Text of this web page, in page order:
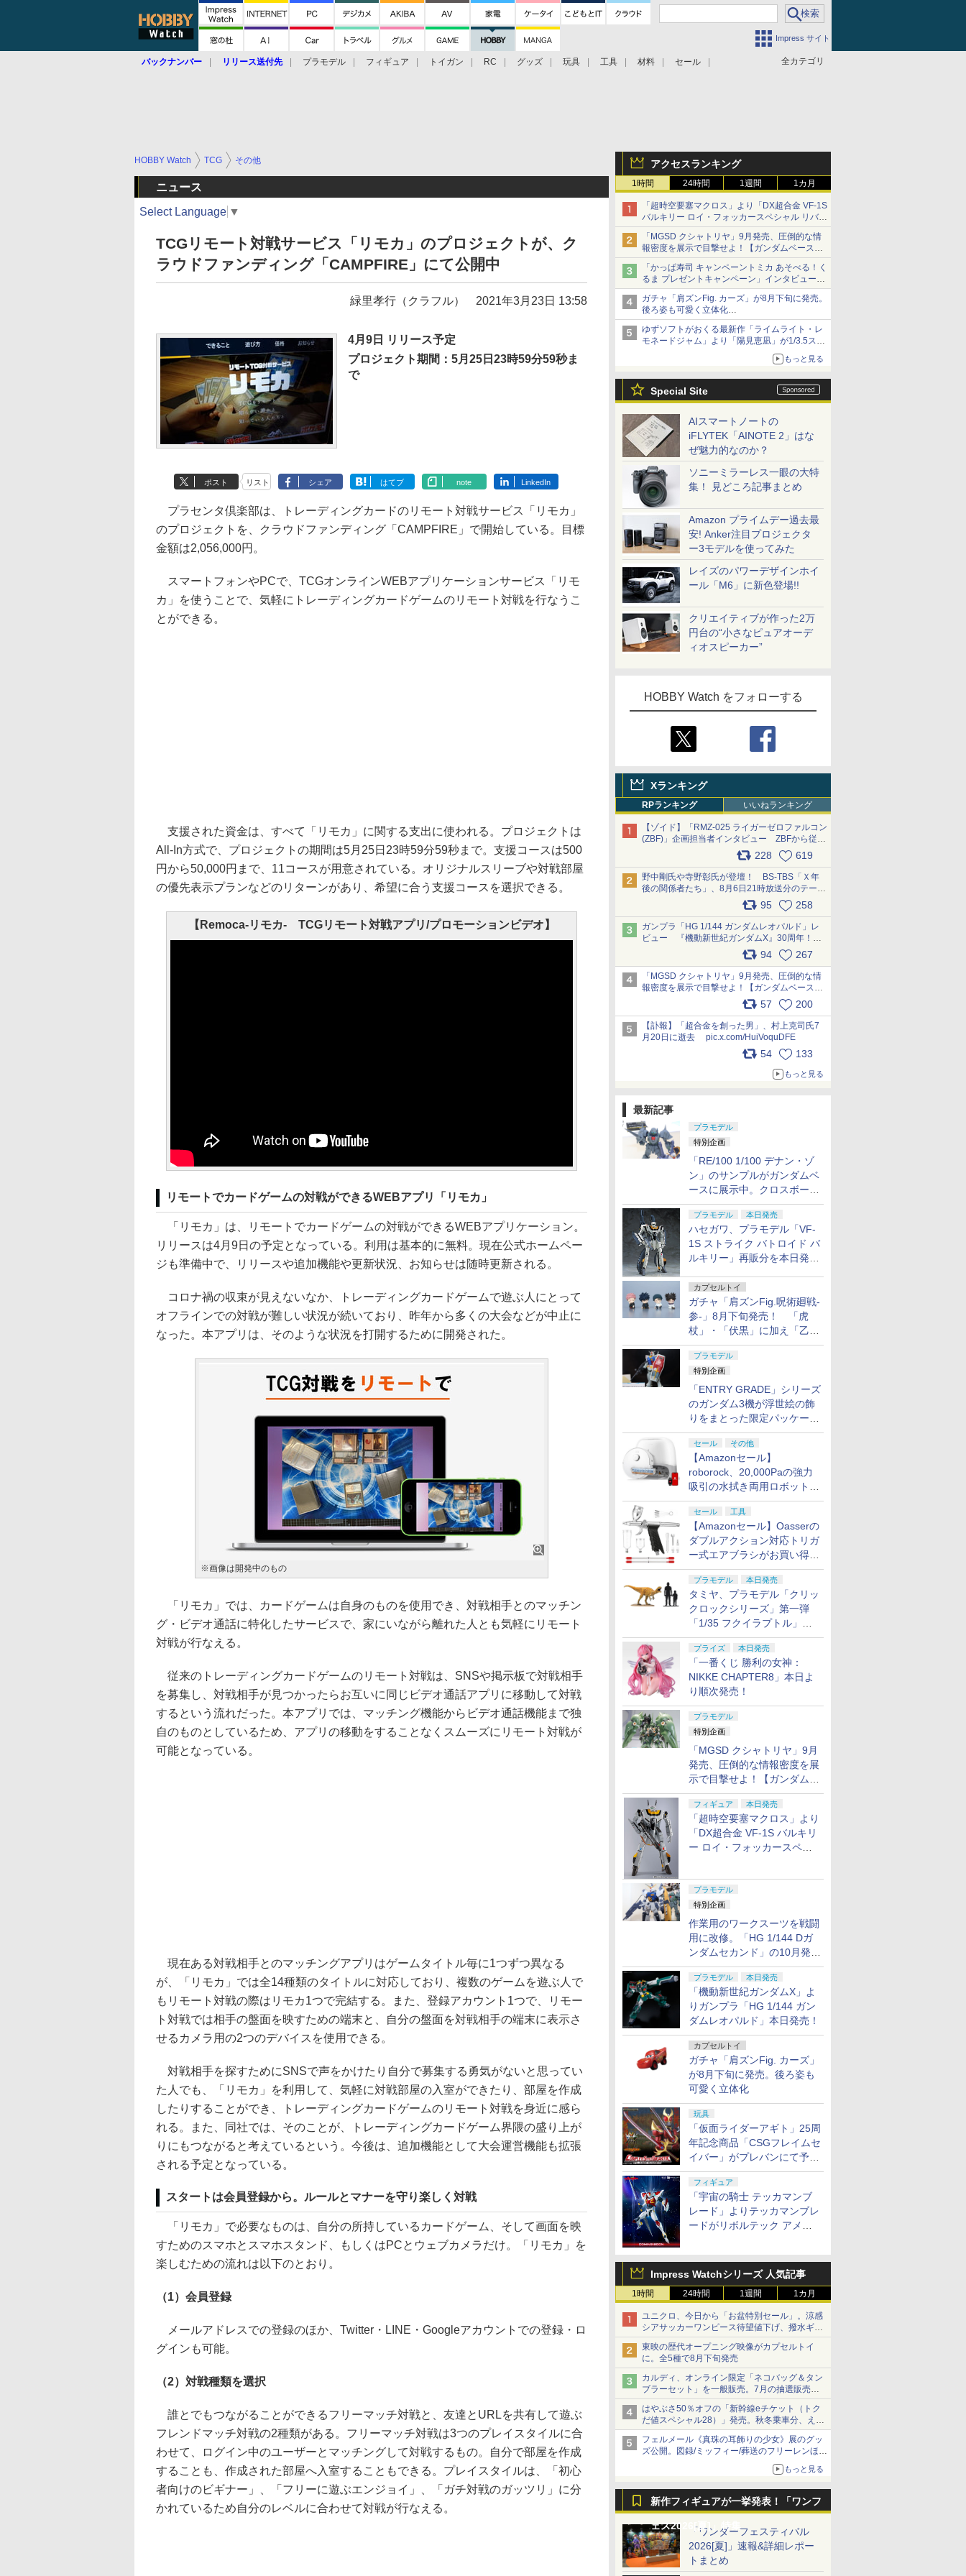
Impress サイト
全カテゴリ
バックナンバー リリース送付先 プラモデル フィギュア トイガン RC グッズ 玩具 工具 材料 セール
アクセスランキング
1時間 24時間 1週間 1カ月
「超時空要塞マクロス」より「DX超合金 VF-1S
バルキリー ロイ・フォッカースペシャル リバイ
バルVer.」本日発売！
「MGSD クシャトリヤ」9月発売、圧倒的な情
報密度を展示で目撃せよ！【ガンダムベース撮
り下ろし】
「かっぱ寿司 キャンペーントミカ あそべる！く
るま プレゼントキャンペーン」インタビュー
子どもが楽しめるかっぱ寿司ならではの体験と
コラボの楽しさを追求
ガチャ「肩ズンFig. カーズ」が8月下旬に発売。
後ろ姿も可愛く立体化
ライトニング・マックィーンやメーターなど4
種がラインナップ
ゆずソフトがおくる最新作「ライムライト・レ
モネードジャム」より「陽見恵凪」が1/3.5スケ
メガネ姿も表現できるオプションパーツが付属
もっと見る
Special Site
AIスマートノートの
iFLYTEK「AINOTE 2」はな
ぜ魅力的なのか？
ソニーミラーレス一眼の大特
集！ 見どころ記事まとめ
Amazon プライムデー過去最
安! Anker注目プロジェクタ
ー3モデルを使ってみた
レイズのパワーデザインホイ
ール「M6」に新色登場!!
クリエイティブが作った2万
円台の“小さなピュアオーデ
ィオスピーカー”
HOBBY Watch をフォローする
Xランキング
RPランキング いいねランキング
【ゾイド】「RMZ-025 ライガーゼロファルコン
(ZBF)」企画担当者インタビュー ZBFから従来
デザインまで再現可能なボリューム満点のキッ
ト pic.x.com/6zOqQAQKkX
228 619
野中剛氏や寺野彰氏が登壇！ BS-TBS「Ｘ年
後の関係者たち」、8月6日21時放送分のテーマ
は「超合金」！ pic.x.com/uWyt1uyuFm
95 258
ガンプラ「HG 1/144 ガンダムレオパルド」レ
ビュー 『機動新世紀ガンダムX』30周年！イ
ンナーアームガトリングの変形機構まで再現し
最新フォーマットでキット化！
pic.x.com/nszPIDTpbg
94 267
「MGSD クシャトリヤ」9月発売、圧倒的な情
報密度を展示で目撃せよ！【ガンダムベース撮
り下ろし】 pic.x.com/3rPjsfk7qZ
57 200
【訃報】「超合金を創った男」、村上克司氏7
月20日に逝去 pic.x.com/HuiVoquDFE
54 133
もっと見る
最新記事
プラモデル
特別企画
「RE/100 1/100 デナン・ゾ
ン」のサンプルがガンダムベ
ースに展示中。クロスボー
ン・バンガードの制式量産機
が間もなく発送【ガンダムベ
ース撮り下ろし】
プラモデル 本日発売
ハセガワ、プラモデル「VF-
1S ストライク バトロイド バ
ルキリー」再販分を本日発
カプセルトイ
ガチャ「肩ズンFig.呪術廻戦-
参-」8月下旬発売！ 「虎
杖」・「伏黒」に加え「乙
骨」・「脹相」がラインナッ
プ
プラモデル
特別企画
「ENTRY GRADE」シリーズ
のガンダム3機が浮世絵の飾
りをまとった限定パッケージ
で8月29日に発売！ お土産
にもピッタリ!?【ガンダムベ
ース撮り下ろし】
セール その他
【Amazonセール】
roborock、20,000Paの強力
吸引の水拭き両用ロボット掃
除機「Qrevo Curv 2 Flow」
がお買い得！
セール 工具
【Amazonセール】Oasserの
ダブルアクション対応トリガ
ー式エアブラシがお買い得価
格で登場！
プラモデル 本日発売
タミヤ、プラモデル「クリッ
クロックシリーズ」第一弾
「1/35 フクイラプトル」本
日発売！
プライズ 本日発売
「一番くじ 勝利の女神：
NIKKE CHAPTER8」本日よ
り順次発売！
プラモデル
特別企画
「MGSD クシャトリヤ」9月
発売、圧倒的な情報密度を展
示で目撃せよ！【ガンダムベ
ース撮り下ろし】
フィギュア 本日発売
「超時空要塞マクロス」より
「DX超合金 VF-1S バルキリ
ー ロイ・フォッカースペシ
プラモデル
特別企画
作業用のワークスーツを戦闘
用に改修。「HG 1/144 Dガ
ンダムセカンド」の10月発送
分が予約受付中【ガンダムベ
ース撮り下ろし】
プラモデル 本日発売
「機動新世紀ガンダムX」よ
りガンプラ「HG 1/144 ガン
ダムレオパルド」本日発売！
カプセルトイ
ガチャ「肩ズンFig. カーズ」
が8月下旬に発売。後ろ姿も
可愛く立体化
玩具
「仮面ライダーアギト」25周
年記念商品「CSGフレイムセ
イバー」がプレバンにて予約
開始
フィギュア
「宇宙の騎士 テッカマンブ
レード」よりテッカマンブレ
ードがリボルテック アメイ
Impress Watchシリーズ 人気記事
1時間 24時間 1週間 1カ月
ユニクロ、今日から「お盆特別セール」。涼感
シアサッカーワンピース待望値下げ、撥水ギア
ショーツは1990円に
東映の歴代オープニング映像がカプセルトイ
に。全5種で8月下旬発売
カルディ、オンライン限定「ネコバッグ＆タン
ブラーセット」を一般販売。7月の抽選販売の
当選無効分
はやぶさ50％オフの「新幹線eチケット（トク
だ値スペシャル28）」発売。秋冬乗車分、えき
ねっと限定
フェルメール《真珠の耳飾りの少女》展のグッ
ズ公開。図録/ミッフィー/葬送のフリーレンほ
もっと見る
新作フィギュアが一挙発表！「ワンフ
ェス2026[夏]」特集「ワンダーフェスティバル
2026[夏]」速報&詳細レポー
トまとめ
HOBBY Watch TCG その他
ニュース
Select Language ▼
TCGリモート対戦サービス「リモカ」のプロジェクトが、ク
ラウドファンディング「CAMPFIRE」にて公開中
緑里孝行（クラフル） 2021年3月23日 13:58
4月9日 リリース予定
プロジェクト期間：5月25日23時59分59秒ま
で
ポスト リスト シェア はてブ note LinkedIn
プラセンタ倶楽部は、トレーディングカードのリモート対戦サービス「リモカ」
のプロジェクトを、クラウドファンディング「CAMPFIRE」で開始している。目標
金額は2,056,000円。
スマートフォンやPCで、TCGオンラインWEBアプリケーションサービス「リモ
カ」を使うことで、気軽にトレーディングカードゲームのリモート対戦を行なうこ
とができる。
支援された資金は、すべて「リモカ」に関する支出に使われる。プロジェクトは
All-In方式で、プロジェクトの期間は5月25日23時59分59秒まで。支援コースは500
円から50,000円まで、11コースが用意されている。オリジナルスリーブや対戦部屋
の優先表示プランなどのリターンがあり、希望に合う支援コースを選択できる。
【Remoca-リモカ- TCGリモート対戦アプリ/プロモーションビデオ】
リモートでカードゲームの対戦ができるWEBアプリ「リモカ」
「リモカ」は、リモートでカードゲームの対戦ができるWEBアプリケーション。
リリースは4月9日の予定となっている。利用は基本的に無料。現在公式ホームペー
ジも準備中で、リリースや追加機能や更新状況、お知らせは随時更新される。
コロナ禍の収束が見えないなか、トレーディングカードゲームで遊ぶ人にとって
オフラインでの対戦が難しい状況が続いており、昨年から多くの大会などが中止に
なった。本アプリは、そのような状況を打開するために開発された。
※画像は開発中のもの
「リモカ」では、カードゲームは自身のものを使用でき、対戦相手とのマッチン
グ・ビデオ通話に特化したサービスで、家にいながら離れた人とも気軽にリモート
対戦が行なえる。
従来のトレーディングカードゲームのリモート対戦は、SNSや掲示板で対戦相手
を募集し、対戦相手が見つかったらお互いに同じビデオ通話アプリに移動して対戦
するという流れだった。本アプリでは、マッチング機能からビデオ通話機能まで独
自のものとしているため、アプリの移動をすることなくスムーズにリモート対戦が
可能となっている。
現在ある対戦相手とのマッチングアプリはゲームタイトル毎に1つずつ異なる
が、「リモカ」では全14種類のタイトルに対応しており、複数のゲームを遊ぶ人で
もリモート対戦の際はリモカ1つで完結する。また、登録アカウント1つで、リモー
ト対戦では相手の盤面を映すための端末と、自分の盤面を対戦相手の端末に表示さ
せるカメラ用の2つのデバイスを使用できる。
対戦相手を探すためにSNSで声をかけたり自分で募集する勇気がないと思ってい
た人でも、「リモカ」を利用して、気軽に対戦部屋の入室ができたり、部屋を作成
したりすることができ、トレーディングカードゲームのリモート対戦を身近に感ら
れる。また、同社では、そのことが、トレーディングカードゲーム界隈の盛り上が
りにもつながると考えているという。今後は、追加機能として大会運営機能も拡張
される予定となっている。
スタートは会員登録から。ルールとマナーを守り楽しく対戦
「リモカ」で必要なものは、自分の所持しているカードゲーム、そして画面を映
すためのスマホとスマホスタンド、もしくはPCとウェブカメラだけ。「リモカ」を
楽しむための流れは以下のとおり。
（1）会員登録
メールアドレスでの登録のほか、Twitter・LINE・Googleアカウントでの登録・ロ
グインも可能。
（2）対戦種類を選択
誰とでもつながることができるフリーマッチ対戦と、友達とURLを共有して遊ぶ
フレンドマッチ対戦の2種類がある。フリーマッチ対戦は3つのプレイスタイルに合
わせて、ログイン中のユーザーとマッチングして対戦するもの。自分で部屋を作成
することも、作成された部屋へ入室することもできる。プレイスタイルは、「初心
者向けのビギナー」、「フリーに遊ぶエンジョイ」、「ガチ対戦のガッツリ」に分
かれているため自分のレベルに合わせて対戦が行なえる。